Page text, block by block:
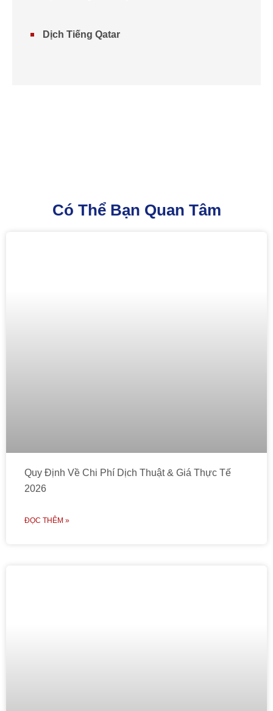
Dịch Tiếng Qatar
Có Thể Bạn Quan Tâm
Quy Định Về Chi Phí Dịch Thuật & Giá Thực Tế
2026
ĐỌC THÊM »